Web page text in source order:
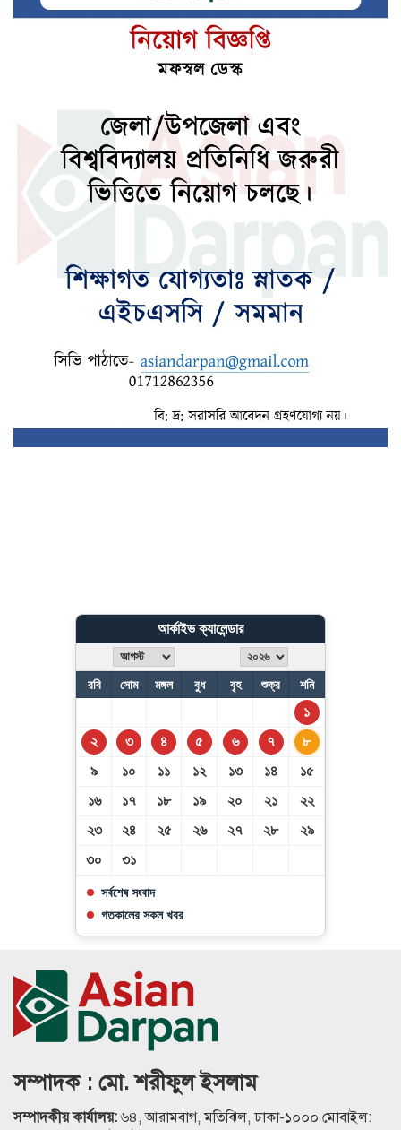
১৬ আগস্ট কিশোরগঞ্জ সফরে যাবেন প্রধানমন্ত্রী
মধ্যপ্রাচ্যে নতুন আঞ্চলিক শক্তি
বিশ্ববাজারে জ্বালানি তেলের দামে বেড়েছে
এসএসসির ফলাফল জানতে যুক্ত হলো নতুন নম্বর
আর্কাইভ ক্যালেন্ডার
রবি সোম মঙ্গল বুধ বৃহ শুক্র শনি
১
২
৩ ৪ ৫ ৬ ৭
৮
৯
১০ ১১ ১২ ১৩ ১৪
১৫
১৬
১৭ ১৮ ১৯ ২০ ২১
২২
২৩
২৪ ২৫ ২৬ ২৭ ২৮
২৯
৩০
৩১
সর্বশেষ সংবাদ
গতকালের সকল খবর
সম্পাদক : মো. শরীফুল ইসলাম
সম্পাদকীয় কার্যালয়:৬৪, আরামবাগ, মতিঝিল, ঢাকা-১০০০ মোবাইল: